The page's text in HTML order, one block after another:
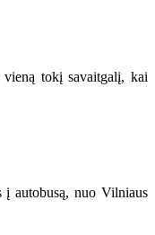
tokį savaitgalį, kai
į autobusą, nuo Vilniaus